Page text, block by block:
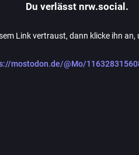
Du verlässt nrw.social.
Link vertraust, dann klicke ihn
mostodon.de/@Mo/